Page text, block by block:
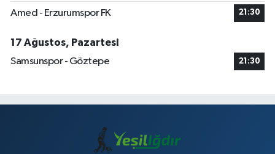
Amed - Erzurumspor FK 21:30
17 Ağustos, Pazartesi
Samsunspor - Göztepe
21:30